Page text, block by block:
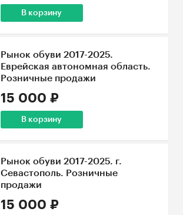
В корзину
Рынок обуви 2017-2025.
Еврейская автономная область.
Розничные продажи
15 000 ₽
В корзину
Рынок обуви 2017-2025. г.
Севастополь. Розничные
продажи
15 000 ₽